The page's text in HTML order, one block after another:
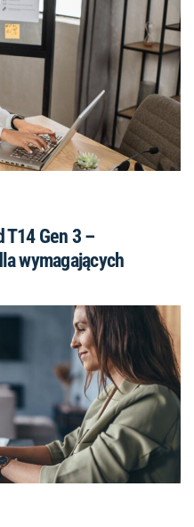
Gen 3 –
wymagających
T14 Gen 3 –
niezawodność w